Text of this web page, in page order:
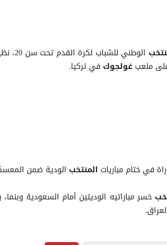
الوطني للشباب لكرة القدم تحت سن 20، نظيره
ملعب غولجوك في تركيا.
في ختام مباريات المنتخب الودية ضمن
خسر مباراتيه الوديتين أمام السعودية